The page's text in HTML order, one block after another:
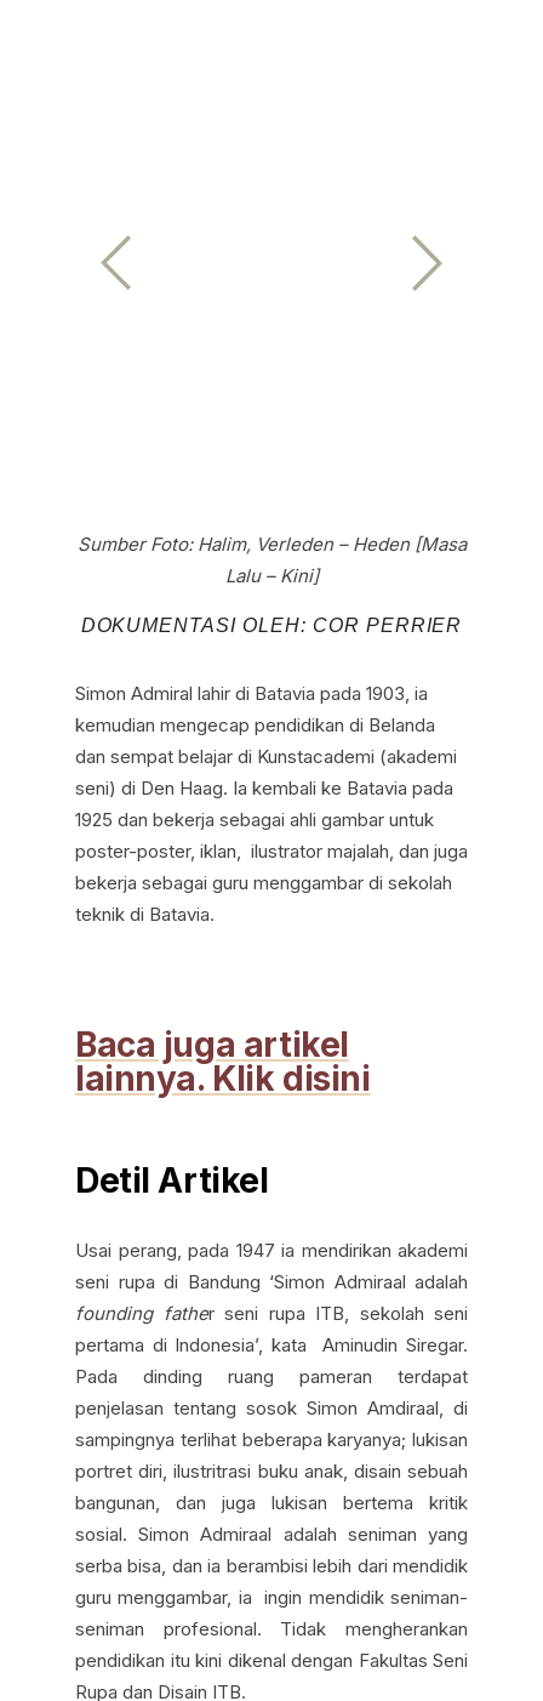
Sumber Foto: Halim, Verleden – Heden [Masa
Lalu – Kini]
DOKUMENTASI OLEH: COR PERRIER
Simon Admiral lahir di Batavia pada 1903, ia
kemudian mengecap pendidikan di Belanda
dan sempat belajar di Kunstacademi (akademi
seni) di Den Haag. Ia kembali ke Batavia pada
1925 dan bekerja sebagai ahli gambar untuk
poster-poster, iklan, ilustrator majalah, dan juga
bekerja sebagai guru menggambar di sekolah
teknik di Batavia.
Baca juga artikel
lainnya. Klik disini
Detil Artikel
Usai perang, pada 1947 ia mendirikan akademi
seni rupa di Bandung ‘Simon Admiraal adalah
founding father seni rupa ITB, sekolah seni
pertama di Indonesia’, kata Aminudin Siregar.
Pada dinding ruang pameran terdapat
penjelasan tentang sosok Simon Amdiraal, di
sampingnya terlihat beberapa karyanya; lukisan
portret diri, ilustritrasi buku anak, disain sebuah
bangunan, dan juga lukisan bertema kritik
sosial. Simon Admiraal adalah seniman yang
serba bisa, dan ia berambisi lebih dari mendidik
guru menggambar, ia ingin mendidik seniman-
seniman profesional. Tidak mengherankan
pendidikan itu kini dikenal dengan Fakultas Seni
Rupa dan Disain ITB.